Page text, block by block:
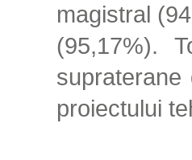
magistral
(95,17%).
proiectului